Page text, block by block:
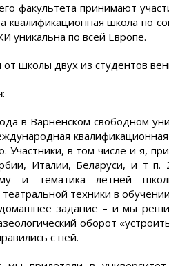
факультета принимают
квалификационная школа по
уникальна по всей Европе.
от школы двух из студентов
:
в Варненском свободном
Участники, в том числе и я,
Италии, Беларуси, и т
и тематика летней
техники в
задание – и мы
оборот
с ней.